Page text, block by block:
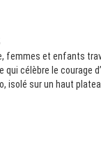
femmes et enfants
célèbre le courage
isolé sur un haut